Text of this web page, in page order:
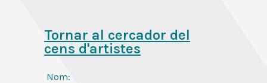
Tornar al cercador del
cens d'artistes
Nom: